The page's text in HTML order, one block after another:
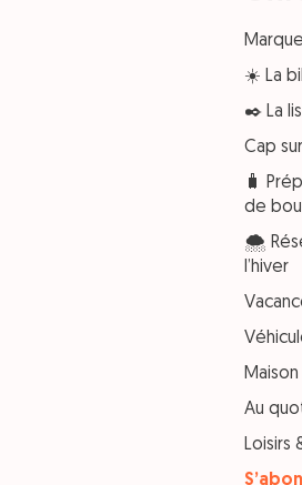
☀️ La
✒️ La
Cap
🧳
de
🌨️
l’hiver
Maison
Au
Loisirs